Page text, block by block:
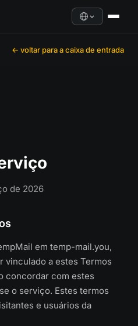
← voltar para a caixa de entrada
de 2026
em temp-mail.you,
vinculado a estes Termos
concordar com estes
o serviço. Estes termos
e usuários da